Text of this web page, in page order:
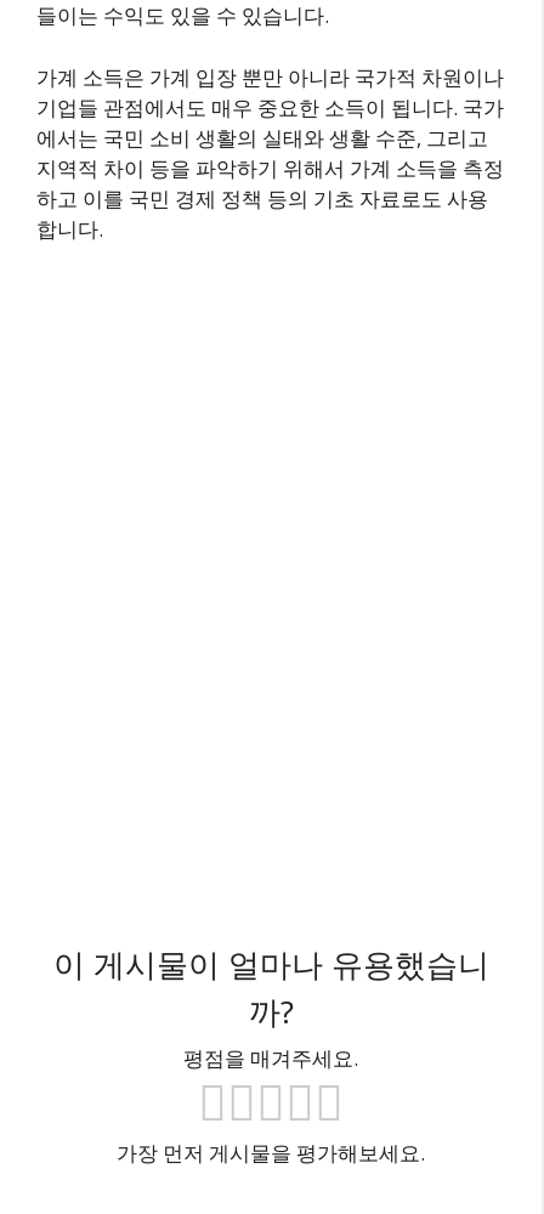
들이는 수익도 있을 수 있습니다.
가계 소득은 가계 입장 뿐만 아니라 국가적 차원이나
기업들 관점에서도 매우 중요한 소득이 됩니다. 국가
에서는 국민 소비 생활의 실태와 생활 수준, 그리고
지역적 차이 등을 파악하기 위해서 가계 소득을 측정
하고 이를 국민 경제 정책 등의 기초 자료로도 사용
합니다.
이 게시물이 얼마나 유용했습니
까?
평점을 매겨주세요.
가장 먼저 게시물을 평가해보세요.